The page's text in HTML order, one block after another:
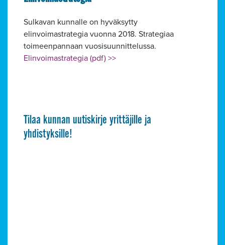
Sulkavan kunnalle on hyväksytty
elinvoimastrategia vuonna 2018. Strategiaa
toimeenpannaan vuosisuunnittelussa.
Elinvoimastrategia (pdf) >>
Tilaa kunnan uutiskirje yrittäjille ja
yhdistyksille!